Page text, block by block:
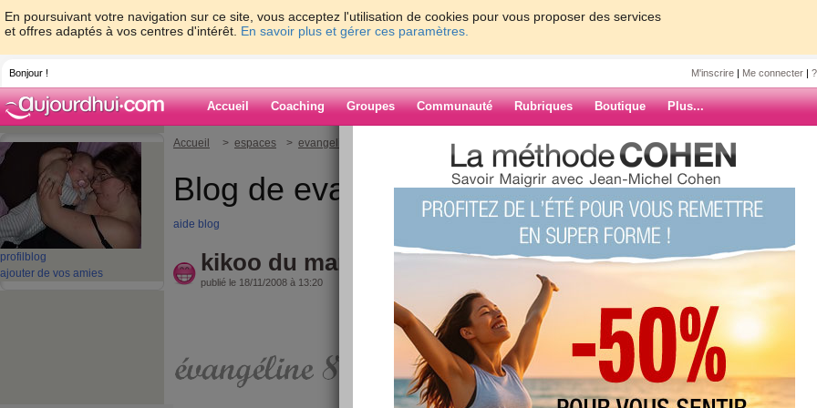
En poursuivant votre navigation sur ce site, vous acceptez l'utilisation de cookies pour vous proposer des services
et offres adaptés à vos centres d'intérêt. En savoir plus et gérer ces paramètres.
Bonjour ! M'inscrire | Me connecter |
Accueil Coaching Groupes Communauté Rubriques Boutique Plus...
profil blog
ajouter de vos amies
Accueil > espaces > evangeline815 > kikoo du mardi.....
Blog de evangeline815
aide blog
kikoo du mardi.....
publié le 18/11/2008 à 13:20
ARCHIVES